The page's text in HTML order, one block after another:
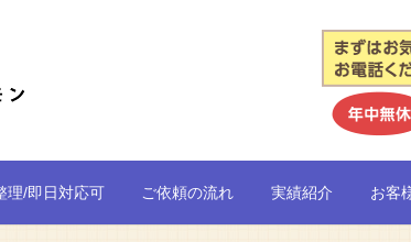
理/即日対応可 ご依頼の流れ 実績紹介 お客